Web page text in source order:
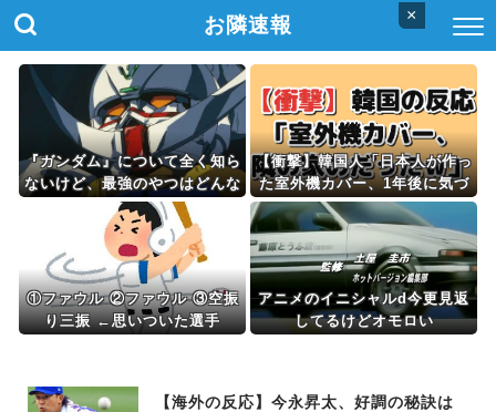
×
お隣速報
『ガンダム』について全く知ら
ないけど、最強のやつはどんな
の？
【衝撃】韓国人「日本人が作っ
た室外機カバー、1年後に気づ
く」
①ファウル ②ファウル ③空振
り三振 ←思いついた選手
アニメのイニシャルd今更見返
してるけどオモロい
【海外の反応】今永昇太、好調の秘訣は